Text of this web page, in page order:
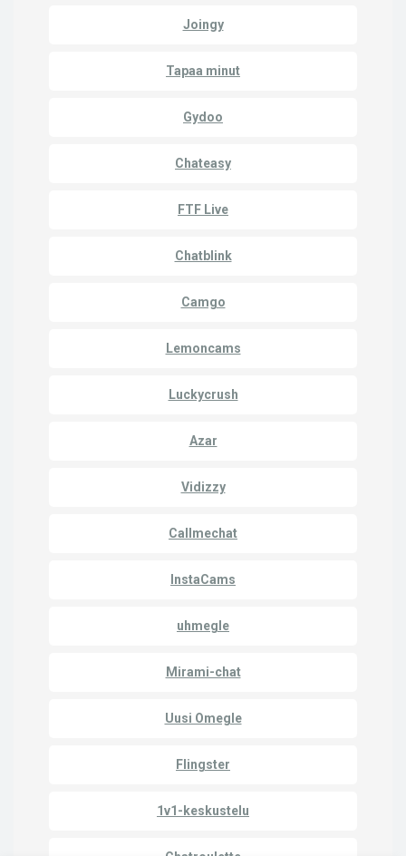
Joingy
Tapaa minut
Gydoo
Chateasy
FTF Live
Chatblink
Camgo
Lemoncams
Luckycrush
Azar
Vidizzy
Callmechat
InstaCams
uhmegle
Mirami-chat
Uusi Omegle
Flingster
1v1-keskustelu